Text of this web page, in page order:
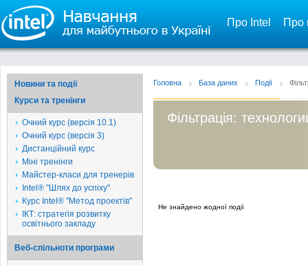
Про Intel Про
Новини та події
Курси та тренінги
Очний курс (версія 10.1)
Очний курс (версія 3)
Дистанційний курс
Міні тренінги
Майстер-класи для тренерів
Intel® "Шлях до успіху"
Курс Intel® "Метод проектів"
ІКТ: стратегія розвитку
освітнього закладу
Веб-спільноти програми
Головна База даних Події
Фільтрація:
Не знайдено жодної події